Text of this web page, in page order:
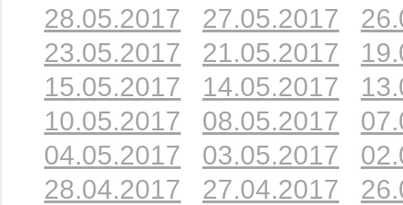
28.05.2017
27.05.2017
23.05.2017
21.05.2017
15.05.2017
14.05.2017
10.05.2017
08.05.2017
04.05.2017
03.05.2017
28.04.2017
27.04.2017